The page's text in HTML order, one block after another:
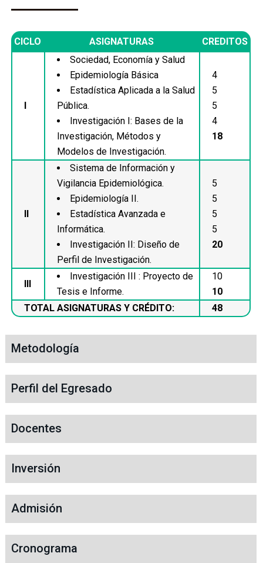
CICLO ASIGNATURAS CREDITOS
I
Sociedad, Economía y Salud
Epidemiología Básica
Estadística Aplicada a la Salud
Pública.
Investigación I: Bases de la
Investigación, Métodos y
Modelos de Investigación.
4
5
5
4
18
II
Sistema de Información y
Vigilancia Epidemiológica.
Epidemiología II.
Estadística Avanzada e
Informática.
Investigación II: Diseño de
Perfil de Investigación.
5
5
5
5
20
III
Investigación III : Proyecto de
Tesis e Informe.
10
10
TOTAL ASIGNATURAS Y CRÉDITO:
48
Metodología
Perfil del Egresado
Docentes
Inversión
Admisión
Cronograma